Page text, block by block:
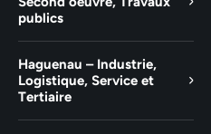
publics
Haguenau – Industrie,
Logistique, Service et
Tertiaire